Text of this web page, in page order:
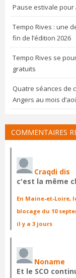
Pause estivale pour
Tempo Rives : une
fin de l’édition 2026
Tempo Rives se
gratuits
Quatre séances de
Angers au mois
COMMENTAIRES
Craqdi dis
c'est la même
En Maine-et-Loire,
blocage du 10
il y a 3 jours
Noname
Et le SCO